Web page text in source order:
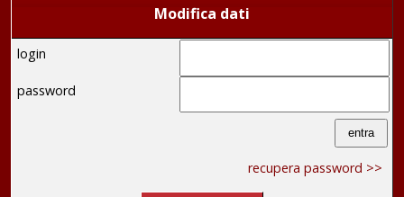
Modifica dati
login
password
recupera password >>